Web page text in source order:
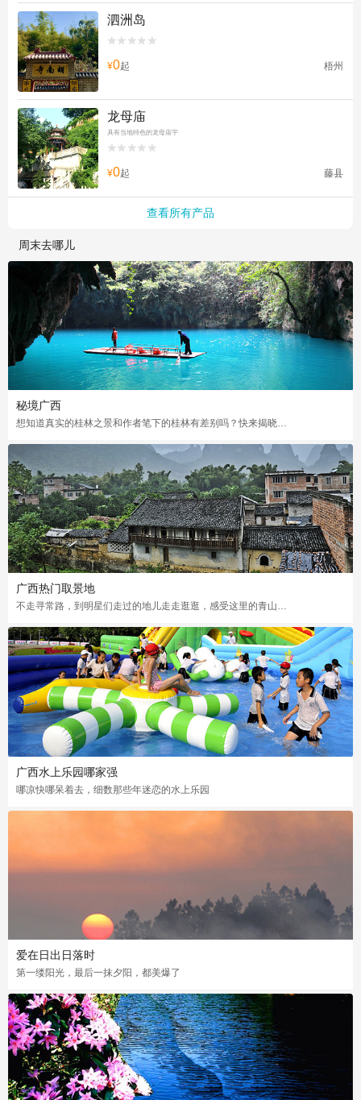
泗洲岛


¥0起 梧州
龙母庙
具有当地特色的龙母庙宇


¥0起 藤县
查看所有产品
周末去哪儿
秘境广西
想知道真实的桂林之景和作者笔下的桂林有差别吗？快来揭晓你心中那个未知之谜吧
广西热门取景地
不走寻常路，到明星们走过的地儿走走逛逛，感受这里的青山绿水好风光
广西水上乐园哪家强
哪凉快哪呆着去，细数那些年迷恋的水上乐园
爱在日出日落时
第一缕阳光，最后一抹夕阳，都美爆了